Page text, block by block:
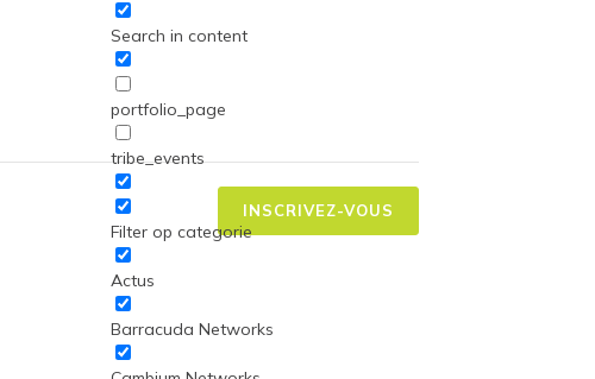
Search in content
portfolio_page
tribe_events
Filter op categorie
Actus
Barracuda Networks
aux menaces
à la sécurité
autopilotes
INSCRIVEZ-VOUS